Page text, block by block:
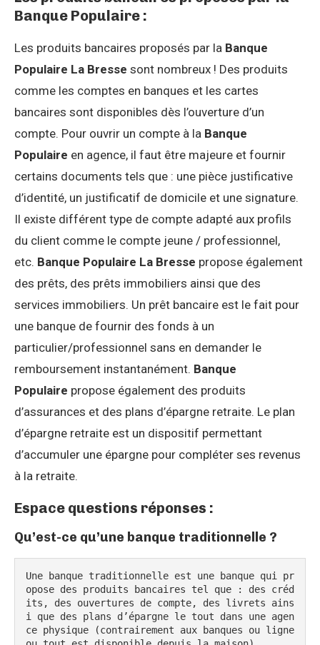
Banque Populaire :
Les produits bancaires proposés par la Banque
Populaire La Bresse sont nombreux ! Des produits
comme les comptes en banques et les cartes
bancaires sont disponibles dès l’ouverture d’un
compte. Pour ouvrir un compte à la Banque
Populaire en agence, il faut être majeure et fournir
certains documents tels que : une pièce justificative
d’identité, un justificatif de domicile et une signature.
Il existe différent type de compte adapté aux profils
du client comme le compte jeune / professionnel,
etc. Banque Populaire La Bresse propose également
des prêts, des prêts immobiliers ainsi que des
services immobiliers. Un prêt bancaire est le fait pour
une banque de fournir des fonds à un
particulier/professionnel sans en demander le
remboursement instantanément. Banque
Populaire propose également des produits
d’assurances et des plans d’épargne retraite. Le plan
d’épargne retraite est un dispositif permettant
d’accumuler une épargne pour compléter ses revenus
à la retraite.
Espace questions réponses :
Qu’est-ce qu’une banque traditionnelle ?
Une banque traditionnelle est une banque qui pr
opose des produits bancaires tel que : des créd
its, des ouvertures de compte, des livrets ains
i que des plans d’épargne le tout dans une agen
ce physique (contrairement aux banques ou ligne